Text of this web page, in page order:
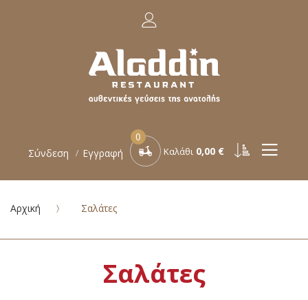
Σύνδεση Εγγραφή
0
Καλάθι 0,00 €
Αρχική Σαλάτες
Σαλάτες